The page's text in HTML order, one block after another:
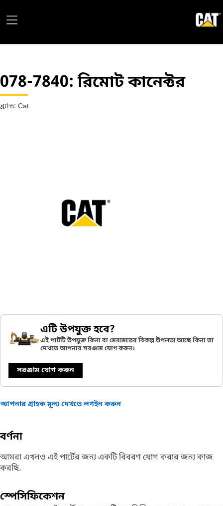
078-7840: রিমোট কানেক্টর
ব্র্যান্ড: Cat
এটি উপযুক্ত হবে?
এই পার্টটি উপযুক্ত কিনা বা মেরামতের বিকল্প উপলভ্য আছে কিনা তা
দেখতে আপনার সরঞ্জাম যোগ করুন।
সরঞ্জাম যোগ করুন
আপনার গ্রাহক মূল্য দেখতে লগইন করুন
বর্ণনা
আমরা এখনও এই পার্টের জন্য একটি বিবরণ যোগ করার জন্য কাজ
করছি.
স্পেসিফিকেশন